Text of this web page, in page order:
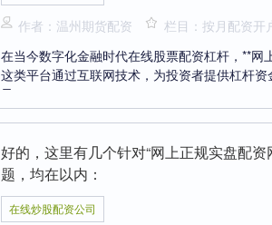
作者：温州期货配资 栏目：按月配资开
在当今数字化金融时代在线股票配资杠杆，**网
这类平台通过互联网技术，为投资者提供杠杆
风....
好的，这里有几个针对“网上正规实盘配
题，均在以内：
在线炒股配资公司